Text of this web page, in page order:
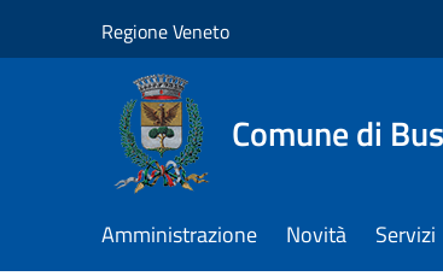
Regione Veneto
Comune di
Amministrazione Novità Servizi